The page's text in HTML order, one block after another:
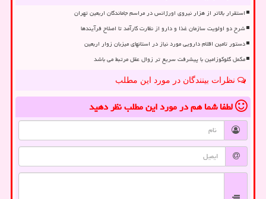
استقرار بالاتر از هزار نیروی اورژانس در مراسم جاماندگان اربعین تهران
شرح دو اولویت سازمان غذا و دارو از نظارت کارآمد تا اصلاح فرآیندها
دستور تامین اقلام دارویی مورد نیاز در استانهای میزبان زوار اربعین
مکمل گلوکوزامین با پیشرفت سریع تر زوال عقل مرتبط می باشد
نظرات بینندگان در مورد این مطلب
لطفا شما همدر مورد این مطلبنظر دهید